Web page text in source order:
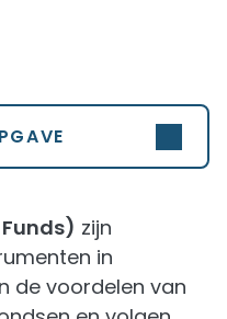
Funds) zijn
in
de voordelen van